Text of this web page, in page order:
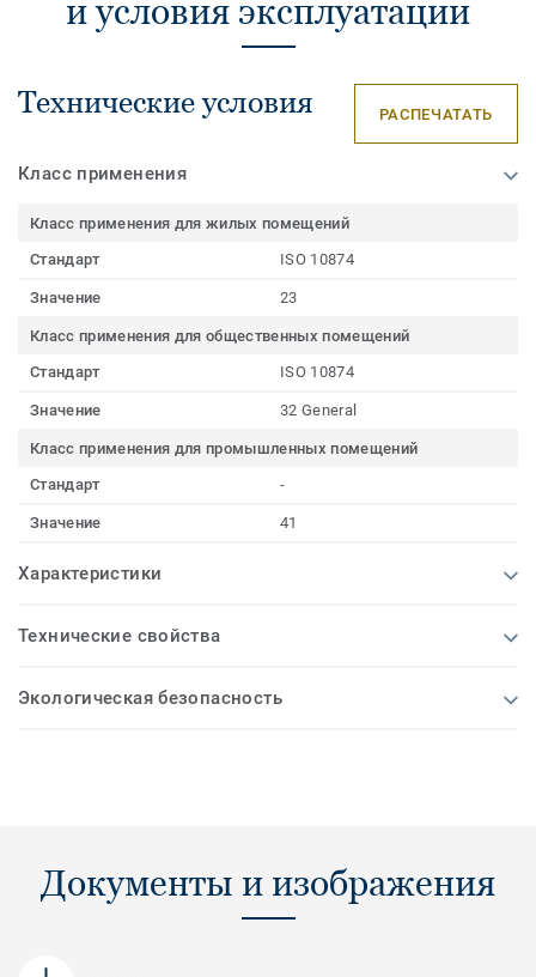
и условия эксплуатации
Технические условия РАСПЕЧАТАТЬ
Класс применения
Класс применения для жилых помещений
Стандарт
ISO 10874
Значение 23
Класс применения для общественных помещений
Стандарт
ISO 10874
Значение 32 General
Класс применения для промышленных помещений
Стандарт
-
Значение 41
Характеристики
Технические свойства
Экологическая безопасность
Документы и изображения